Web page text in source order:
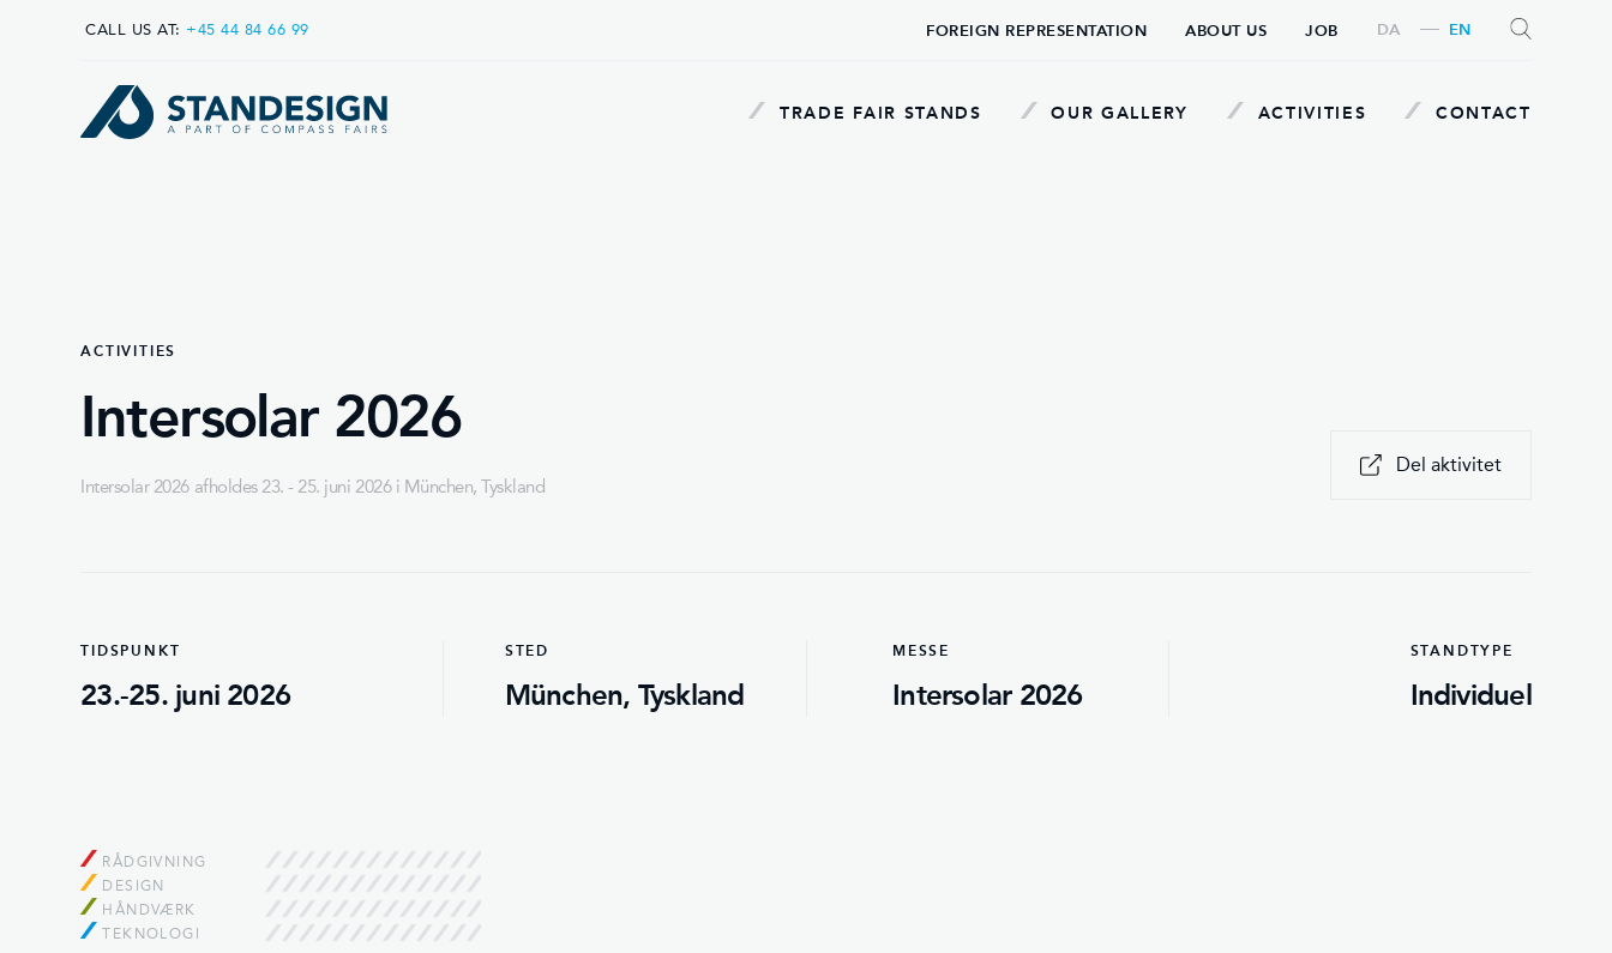
CALL US AT: +45 44 84 66 99 FOREIGN REPRESENTATION ABOUT US JOB DA EN
TRADE FAIR STANDS OUR GALLERY ACTIVITIES CONTACT
ACTIVITIES
Intersolar 2026
Intersolar 2026 afholdes 23. - 25. juni 2026 i München, Tyskland
Del aktivitet
TIDSPUNKT
23.-25. juni 2026
STED
München, Tyskland
MESSE
Intersolar 2026
STANDTYPE
Individuel
RÅDGIVNING
DESIGN
HÅNDVÆRK
TEKNOLOGI